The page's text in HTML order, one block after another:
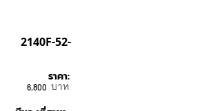
2140F-52-
บาท
6,800
ราคา: